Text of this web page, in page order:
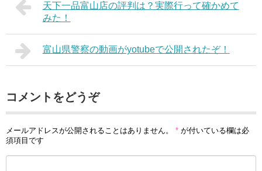
天下一品富山店の評判は？実際行って確かめて
みた！
富山県警察の動画がyotubeで公開されたぞ！
コメントをどうぞ
メールアドレスが公開されることはありません。 * が付いている欄は必
須項目です